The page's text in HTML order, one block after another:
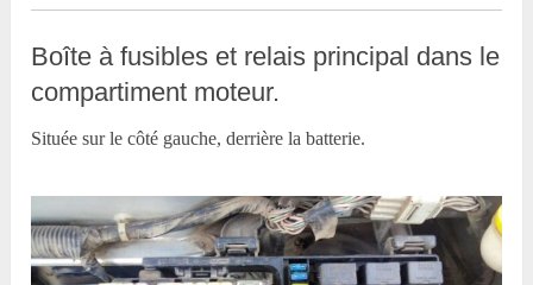
Boîte à fusibles et relais principal dans le
compartiment moteur.
Située sur le côté gauche, derrière la batterie.